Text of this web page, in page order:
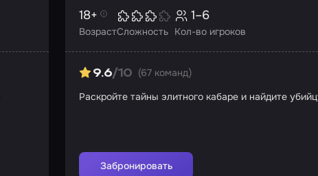
Возраст
18+
Сложность Кол-во игроков
1–6
9.6/10 (67 команд)
Раскройте тайны элитного кабаре и найдите
Забронировать